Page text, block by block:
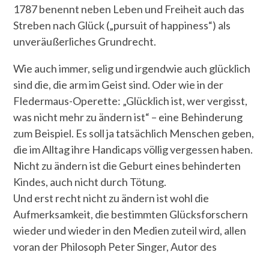
1787 benennt neben Leben und Freiheit auch das
Streben nach Glück („pursuit of happiness“) als
unveräußerliches Grundrecht.
Wie auch immer, selig und irgendwie auch glücklich
sind die, die arm im Geist sind. Oder wie in der
Fledermaus-Operette: „Glücklich ist, wer vergisst,
was nicht mehr zu ändern ist“ – eine Behinderung
zum Beispiel. Es soll ja tatsächlich Menschen geben,
die im Alltag ihre Handicaps völlig vergessen haben.
Nicht zu ändern ist die Geburt eines behinderten
Kindes, auch nicht durch Tötung.
Und erst recht nicht zu ändern ist wohl die
Aufmerksamkeit, die bestimmten Glücksforschern
wieder und wieder in den Medien zuteil wird, allen
voran der Philosoph Peter Singer, Autor des